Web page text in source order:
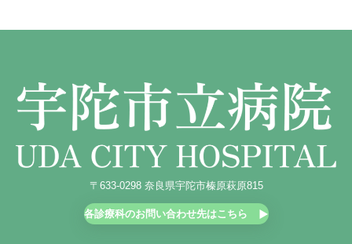
〒633-0298 奈良県宇陀市榛原萩原815
各診療科のお問い合わせ先はこちら